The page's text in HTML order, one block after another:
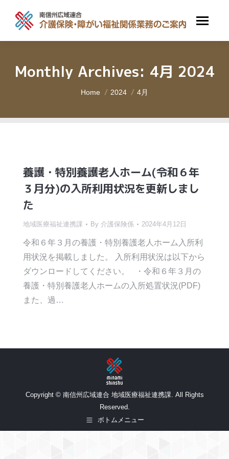
Monthly Archives: 4月 2024
Home 2024 4月
養護・特別養護老人ホーム(令和６年
３月分)の入所利用状況を更新しまし
た
地域医療福祉連携課 By 介護保険係 2024年4月12日
令和６年３月の養護・特別養護老人ホーム入所利
用状況を掲載しました。 入所利用状況は以下から
ダウンロードしてください。 ・令和６年３月の
養護・特別養護老人ホームの入所処置状況(PDF)
また、過…
Copyright © 南信州広域連合 地域医療福祉連携課. All Rights
Reserved.
ボトムメニュー